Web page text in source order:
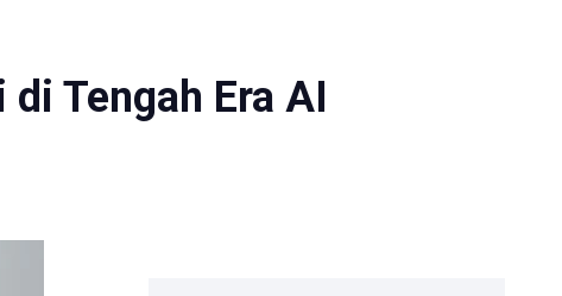
Tengah Era AI